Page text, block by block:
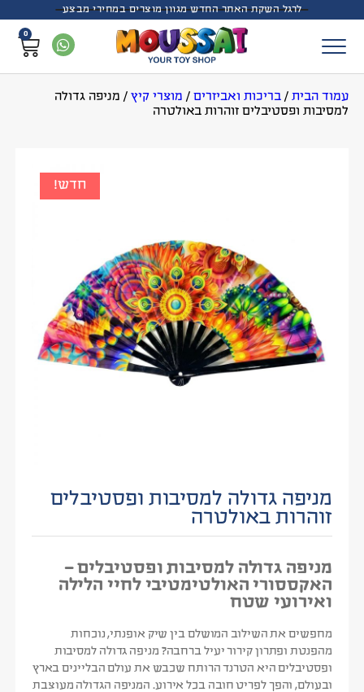
לרגל השקת האתר החדש מגוון מוצרים במחירי מבצע
0
עמוד הבית/ בריכות ואביזרים/ מוצרי קיץ/ מניפה גדולה
למסיבות ופסטיבלים זוהרות באולטרה
חדש!
מניפה גדולה למסיבות ופסטיבלים
זוהרות באולטרה
מניפה גדולה למסיבות ופסטיבלים –
האקססורי האולטימטיבי לחיי הלילה
ואירועי שטח
מחפשים את השילוב המושלם בין שיק אופנתי, נוכחות
מהפנטת ופתרון קירור יעיל ברחבה? מניפה גדולה למסיבות
ופסטיבליםהיא הטרנד הרותח שכבש את עולם הבליינים בארץ
ובעולם, והפך לפריט חובה בכל אירוע. המניפה הגדולה מעוצבת